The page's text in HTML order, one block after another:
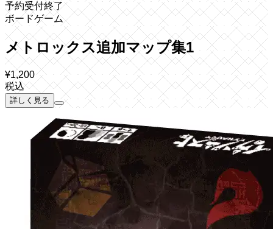
予約受付終了
ボードゲーム
メトロックス追加マップ集1
¥1,200
税込
詳しく見る